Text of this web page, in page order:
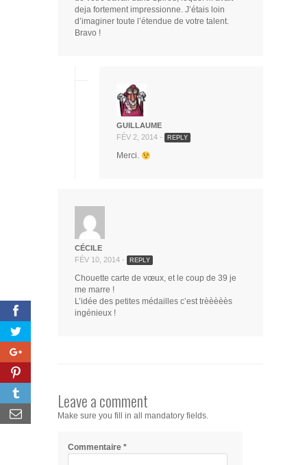
deja fortement impressionne. J’étais loin
d’imaginer toute l’étendue de votre talent.
Bravo !
GUILLAUME
FÉV 2, 2014 -
REPLY
Merci.
CÉCILE
FÉV 10, 2014 -
REPLY
Chouette carte de vœux, et le coup de 39 je
me marre !
L’idée des petites médailles c’est trèèèèès
ingénieux !
Leave a comment
Make sure you fill in all mandatory fields.
Commentaire *